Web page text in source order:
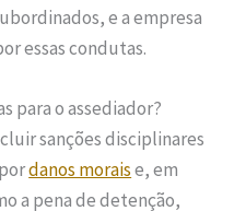
e a empresa
essas condutas.
para o assediador?
sanções disciplinares
pordanos moraise, em
a pena de detenção,